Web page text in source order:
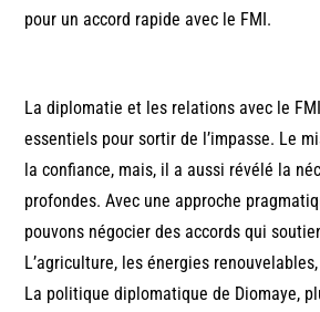
pour un accord rapide avec le FMI.
La diplomatie et les relations avec le
essentiels pour sortir de l’impasse. Le
la confiance, mais, il a aussi révélé la
profondes. Avec une approche
pouvons négocier des accords qui
L’agriculture, les énergies
La politique diplomatique de Diomaye,